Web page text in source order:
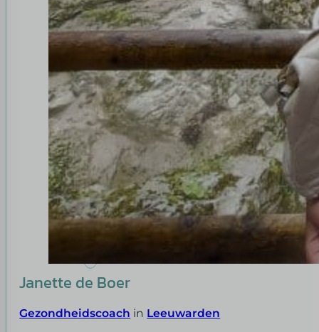
Janette de Boer
Gezondheidscoach in Leeuwarden